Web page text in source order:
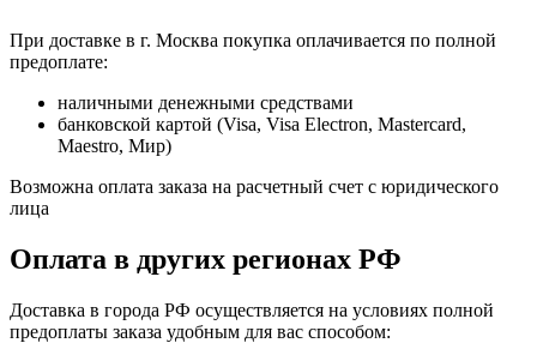
При доставке в г. Москва покупка оплачивается по полной
предоплате:
наличными денежными средствами
банковской картой (Visa, Visa Electron, Mastercard,
Maestro, Мир)
Возможна оплата заказа на расчетный счет с юридического
лица
Оплата в других регионах РФ
Доставка в города РФ осуществляется на условиях полной
предоплаты заказа удобным для вас способом: